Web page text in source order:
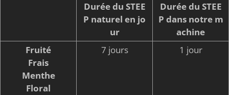
Durée du STEE
P naturel en jo
ur
Durée du STEE
P dans notre m
achine
Fruité
Frais
Menthe
Floral
7 jours 1 jour